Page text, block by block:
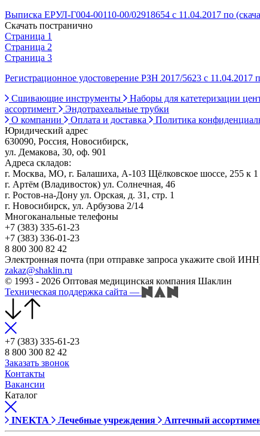
Выписка ЕРУЛ-Г004-00110-00/02918654 с 11.04.2017 по
Скачать постранично
Страница 1
Страница 2
Страница 3
Регистрационное удостоверение РЗН 2017/5623 с 11.04.2017
Сшивающие инструменты
Наборы для катетеризации
ассортимент
Эндотрахеальные трубки
О компании
Оплата и доставка Политика
Юридический адрес
630090, Россия, Новосибирск,
ул. Демакова, 30, оф. 901
Адреса складов:
г. Москва, МО, г. Балашиха, А-103 Щёлковское шоссе, 255 к 1
г. Артём (Владивосток) ул. Солнечная, 46
г. Ростов-на-Дону ул. Орская, д. 31, стр. 1
г. Новосибирск, ул. Арбузова 2/14
Многоканальные телефоны
+7 (383) 335-61-23
+7 (383) 336-01-23
8 800 300 82 42
Электронная почта (при отправке запроса укажите свой
zakaz@shaklin.ru
© 1993 - 2026 Оптовая медицинская компания Шаклин
Техническая поддержка сайта —
+7 (383) 335-61-23
8 800 300 82 42
Заказать звонок
Контакты
Вакансии
Каталог
INEKTA Лечебные учреждения Аптечный